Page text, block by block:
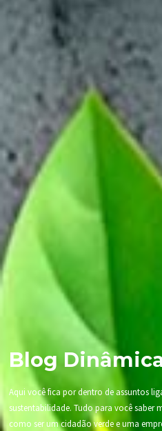
Blog
Aqui você fica por dentro de assuntos
sustentabilidade. Tudo para você saber
como ser um cidadão verde e uma